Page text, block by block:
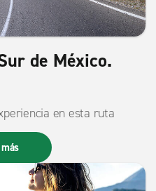
de México.
en esta ruta